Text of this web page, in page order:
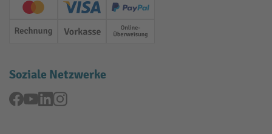
Creditcard (Master)Creditcard (Visa)
PayPal
Rechnung Vorkasse Online-Überweisung
Soziale Netzwerke
Facebook
YouTubeLinkedInInstagram